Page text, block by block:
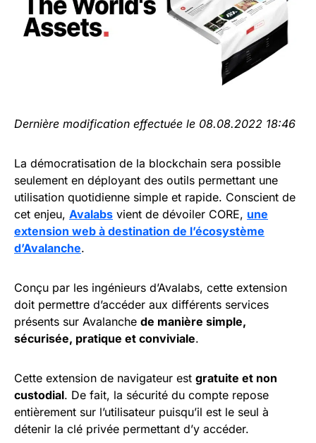
Dernière modification effectuée le 08.08.2022 18:46
La démocratisation de la blockchain sera possible
seulement en déployant des outils permettant une
utilisation quotidienne simple et rapide. Conscient de
cet enjeu, Avalabs vient de dévoiler CORE, une
extension web à destination de l’écosystème
d’Avalanche.
Conçu par les ingénieurs d’Avalabs, cette extension
doit permettre d’accéder aux différents services
présents sur Avalanche de manière simple,
sécurisée, pratique et conviviale.
Cette extension de navigateur est gratuite et non
custodial. De fait, la sécurité du compte repose
entièrement sur l’utilisateur puisqu’il est le seul à
détenir la clé privée permettant d’y accéder.